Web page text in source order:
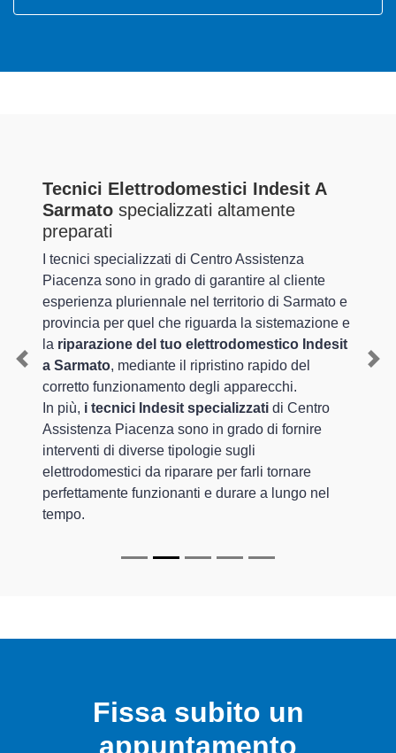
Tecnici Elettrodomestici Indesit A
Sarmato specializzati altamente
preparati
I tecnici specializzati di Centro Assistenza
Piacenza sono in grado di garantire al cliente
esperienza pluriennale nel territorio di Sarmato e
provincia per quel che riguarda la sistemazione e
la riparazione del tuo elettrodomestico Indesit
a Sarmato, mediante il ripristino rapido del
corretto funzionamento degli apparecchi.
In più, i tecnici Indesit specializzati di Centro
Assistenza Piacenza sono in grado di fornire
interventi di diverse tipologie sugli
elettrodomestici da riparare per farli tornare
perfettamente funzionanti e durare a lungo nel
tempo.
Previous
Fissa subito un
appuntamento